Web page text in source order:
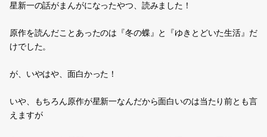
星新一の話がまんがになったやつ、読みました！
原作を読んだことあったのは『冬の蝶』と『ゆきとどいた生活』だ
けでした。
が、いやはや、面白かった！
いや、もちろん原作が星新一なんだから面白いのは当たり前とも言
えますが